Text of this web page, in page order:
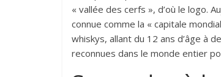
« vallée des cerfs », d’où le logo.
connue comme la « capitale
whiskys, allant du 12 ans d’âge à
reconnues dans le monde entier